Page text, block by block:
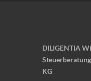
DILIGENTIA
KG